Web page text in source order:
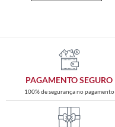
PAGAMENTO SEGURO
100% de segurança no pagamento